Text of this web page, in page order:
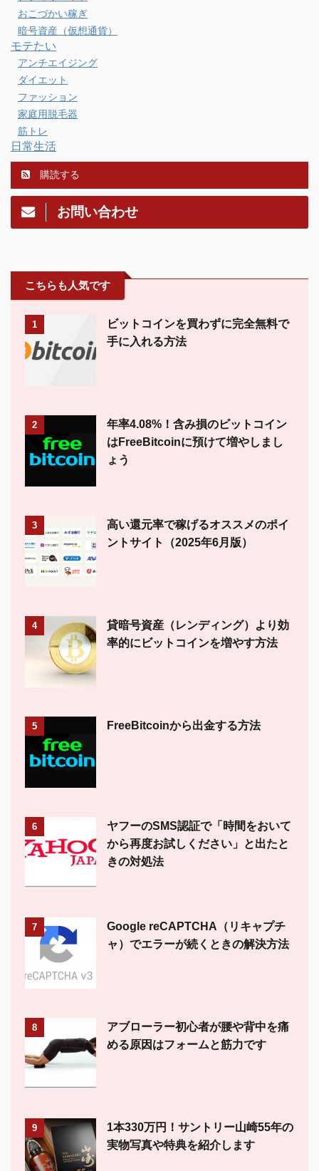
おこづかい稼ぎ
暗号資産（仮想通貨）
モテたい
アンチエイジング
ダイエット
ファッション
家庭用脱毛器
筋トレ
日常生活
購読する
お問い合わせ
こちらも人気です
1
ビットコインを買わずに完全無料で
手に入れる方法
2
年率4.08%！含み損のビットコイン
はFreeBitcoinに預けて増やしまし
ょう
3
高い還元率で稼げるオススメのポイ
ントサイト（2025年6月版）
4
貸暗号資産（レンディング）より効
率的にビットコインを増やす方法
5 FreeBitcoinから出金する方法
6
ヤフーのSMS認証で「時間をおいて
から再度お試しください」と出たと
きの対処法
7
Google reCAPTCHA（リキャプチ
ャ）でエラーが続くときの解決方法
8
アブローラー初心者が腰や背中を痛
める原因はフォームと筋力です
9
1本330万円！サントリー山崎55年の
実物写真や特典を紹介します